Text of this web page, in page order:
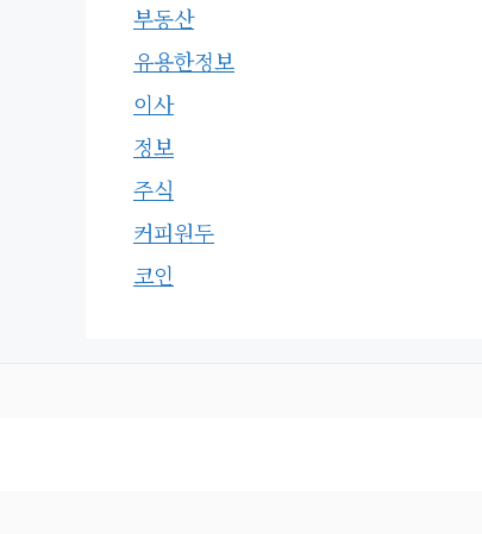
부동산
유용한정보
이사
정보
주식
커피원두
코인